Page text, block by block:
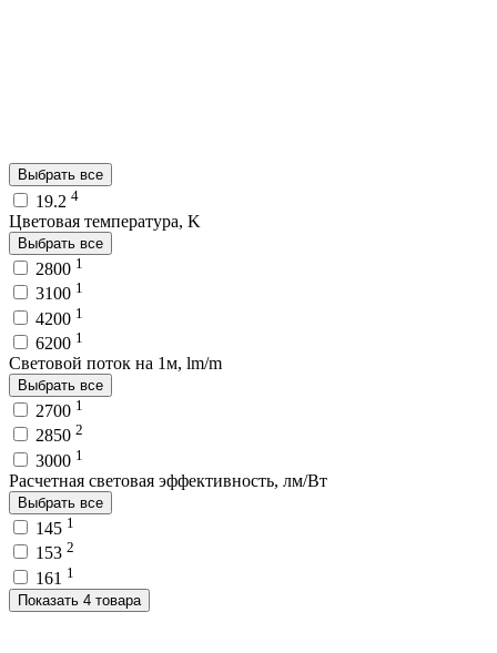
Выбрать все
19.2 4
Цветовая температура, K
Выбрать все
2800 1
3100 1
4200 1
6200 1
Световой поток на 1м, lm/m
Выбрать все
2700 1
2850 2
3000 1
Расчетная световая эффективность, лм/Вт
Выбрать все
145 1
153 2
161 1
Показать 4 товара